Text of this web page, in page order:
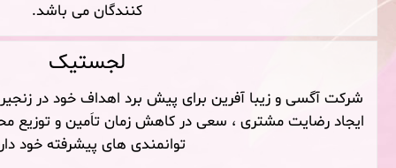
کنندگان می باشد.
لجستیک
شرکت آگسی و زیبا آفرین برای پیش برد اهداف خود در
ایجاد رضایت مشتری ، سعی در کاهش زمان تاَمین و توزیع
توانمندی های پیشرفته خود